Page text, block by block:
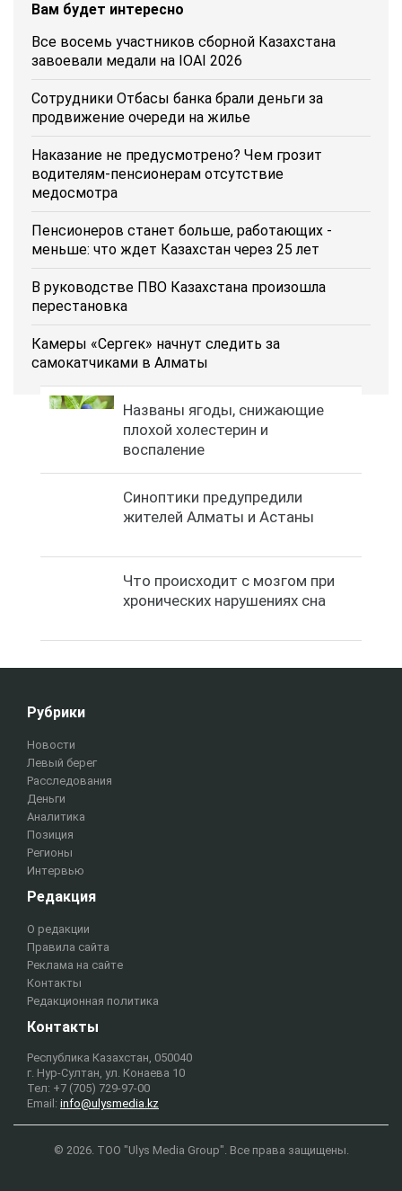
Вам будет интересно
Все восемь участников сборной Казахстана
завоевали медали на IOAI 2026
Сотрудники Отбасы банка брали деньги за
продвижение очереди на жилье
Наказание не предусмотрено? Чем грозит
водителям-пенсионерам отсутствие
медосмотра
Пенсионеров станет больше, работающих -
меньше: что ждет Казахстан через 25 лет
В руководстве ПВО Казахстана произошла
перестановка
Камеры «Сергек» начнут следить за
самокатчиками в Алматы
Названы ягоды, снижающие
плохой холестерин и
воспаление
Синоптики предупредили
жителей Алматы и Астаны
Что происходит с мозгом при
хронических нарушениях сна
Рубрики
Новости
Левый берег
Расследования
Деньги
Аналитика
Позиция
Регионы
Интервью
Редакция
О редакции
Правила сайта
Реклама на сайте
Контакты
Редакционная политика
Контакты
Республика Казахстан, 050040
г. Нур-Султан, ул. Конаева 10
Тел: +7 (705) 729-97-00
Email: info@ulysmedia.kz
© 2026. ТОО "Ulys Media Group". Все права защищены.